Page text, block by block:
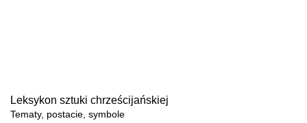
Leksykon sztuki chrześcijańskiej
Tematy, postacie, symbole